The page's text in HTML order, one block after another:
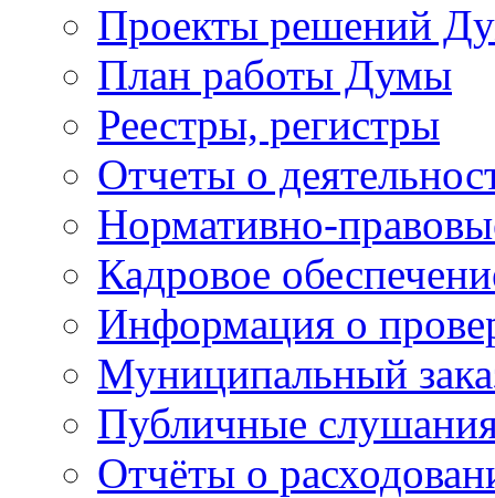
Проекты решений
План работы Думы
Реестры, регистры
Отчеты о
Нормативно-
Кадровое
Информация о
Муниципальный
Публичные
Отчёты о